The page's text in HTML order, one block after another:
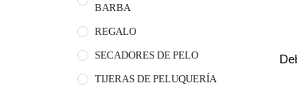
BARBA
REGALO
SECADORES DE PELO
TIJERAS DE PELUQUERÍA